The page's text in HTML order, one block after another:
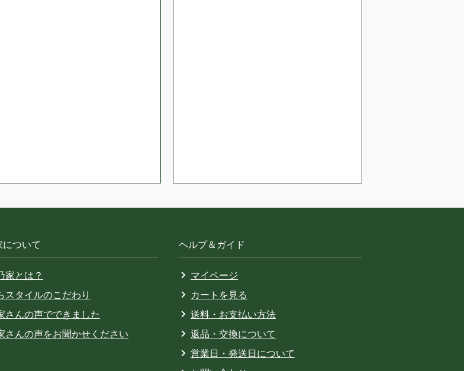
ついて
家とは？
スタイルのこだわり
さんの声でできました
さんの声をお聞かせください
ヘルプ＆ガイド
マイページ
カートを見る
送料・お支払い方法
返品・交換について
営業日・発送日について